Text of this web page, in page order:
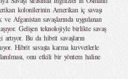
kolonilerinin Amerikan iç savaşı
ve Afganistan savaşlarında uygulanan
Gelişen teknolojiyle birlikte savaş
Bu da hibrit savaşların
Hibrit savaşta karma kuvvetlerle
onu etkili bir yöntem haline